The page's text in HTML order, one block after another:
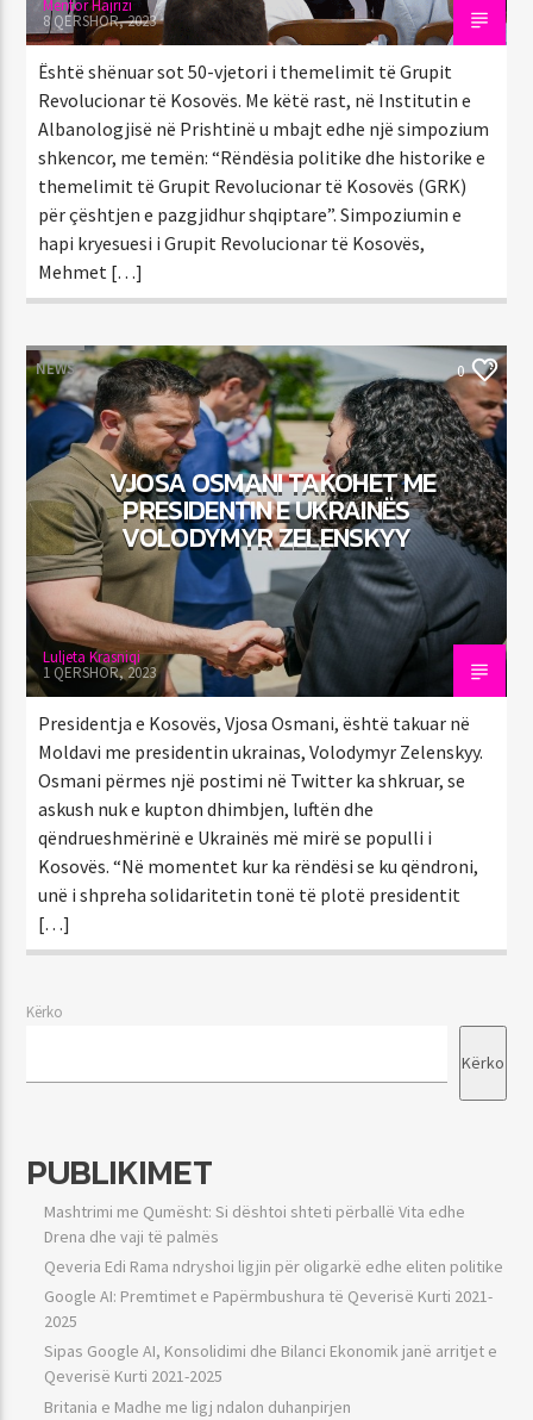
Mentor Hajrizi
8 QERSHOR, 2023
Është shënuar sot 50-vjetori i themelimit të Grupit
Revolucionar të Kosovës. Me këtë rast, në Institutin e
Albanologjisë në Prishtinë u mbajt edhe një simpozium
shkencor, me temën: “Rëndësia politike dhe historike e
themelimit të Grupit Revolucionar të Kosovës (GRK)
për çështjen e pazgjidhur shqiptare”. Simpoziumin e
hapi kryesuesi i Grupit Revolucionar të Kosovës,
Mehmet […]
NEWS 0
VJOSA OSMANI TAKOHET ME
PRESIDENTIN E UKRAINËS
VOLODYMYR ZELENSKYY
Luljeta Krasniqi
1 QERSHOR, 2023
Presidentja e Kosovës, Vjosa Osmani, është takuar në
Moldavi me presidentin ukrainas, Volodymyr Zelenskyy.
Osmani përmes një postimi në Twitter ka shkruar, se
askush nuk e kupton dhimbjen, luftën dhe
qëndrueshmërinë e Ukrainës më mirë se populli i
Kosovës. “Në momentet kur ka rëndësi se ku qëndroni,
unë i shpreha solidaritetin tonë të plotë presidentit
[…]
Kërko
Kërko
PUBLIKIMET
Mashtrimi me Qumësht: Si dështoi shteti përballë Vita edhe
Drena dhe vaji të palmës
Qeveria Edi Rama ndryshoi ligjin për oligarkë edhe eliten politike
Google AI: Premtimet e Papërmbushura të Qeverisë Kurti 2021-
2025
Sipas Google AI, Konsolidimi dhe Bilanci Ekonomik janë arritjet e
Qeverisë Kurti 2021-2025
Britania e Madhe me ligj ndalon duhanpirjen